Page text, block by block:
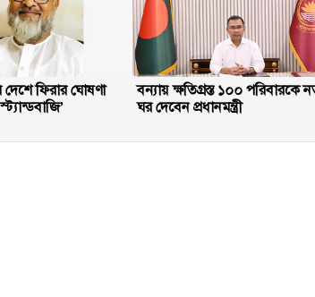
দেশে ফিরার ঘোষণা
বন্যায় ক্ষতিগ্রস্ত ১০০ পরিবারকে
ঘর দেবেন প্রধানমন্ত্রী